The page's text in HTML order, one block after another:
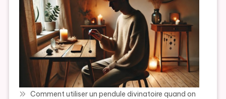
Comment utiliser un pendule divinatoire quand on